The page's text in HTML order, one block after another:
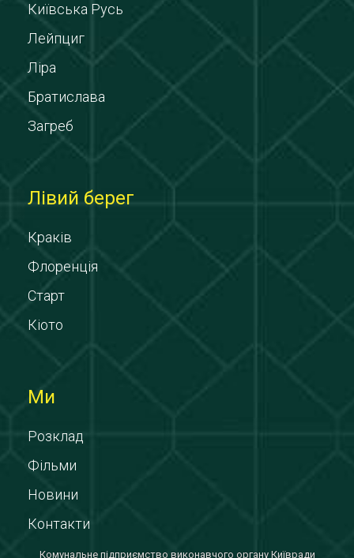
Київська Русь
Лейпциг
Ліра
Братислава
Загреб
Лівий берег
Краків
Флоренція
Старт
Кіото
Ми
Розклад
Фільми
Новини
Контакти
Комунальне підприємство виконавчого органу Київради